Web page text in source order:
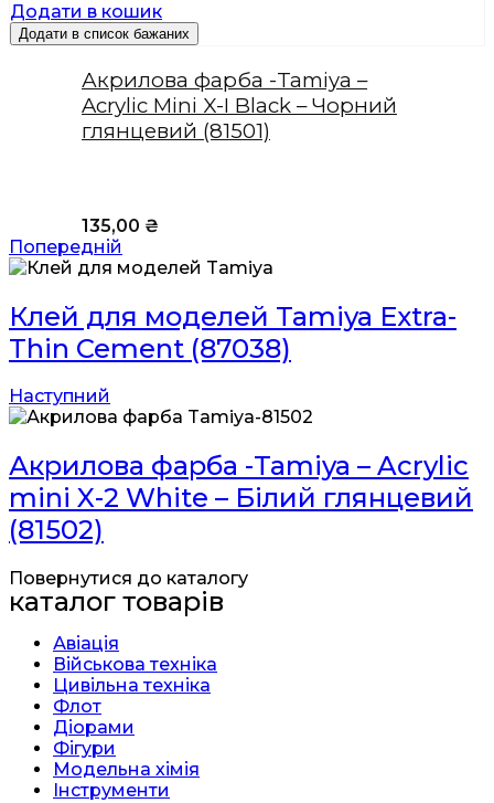
Додати в кошик
Додати в список бажаних
Акрилова фарба -Tamiya –
Acrylic Mini X-I Black – Чорний
глянцевий (81501)
135,00 ₴
Попередній
Клей для моделей Tamiya Extra-
Thin Cement (87038)
Наступний
Акрилова фарба -Tamiya – Acrylic
mini X-2 White – Білий глянцевий
(81502)
Повернутися до каталогу
каталог товарів
Авіація
Військова техніка
Цивільна техніка
Флот
Діорами
Фігури
Модельна хімія
Інструменти